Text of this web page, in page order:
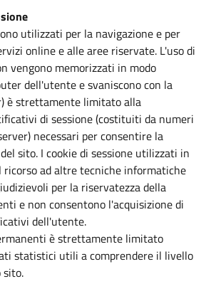
utilizzati per la navigazione e per
online e alle aree riservate. L'uso di
vengono memorizzati in modo
dell'utente e svaniscono con la
è strettamente limitato alla
di sessione (costituiti da numeri
necessari per consentire la
sito. I cookie di sessione utilizzati in
ad altre tecniche informatiche
per la riservatezza della
e non consentono l'acquisizione di
dell'utente.
è strettamente limitato
statistici utili a comprendere il livello
sito.